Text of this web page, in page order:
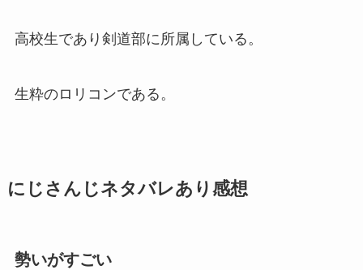
高校生であり剣道部に所属している。
生粋のロリコンである。
にじさんじネタバレあり感想
勢いがすごい